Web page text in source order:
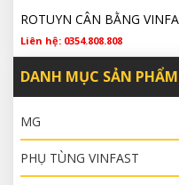
Liên hệ: 0354.808.808
DANH MỤC SẢN PHẨM
MG
PHỤ TÙNG VINFAST